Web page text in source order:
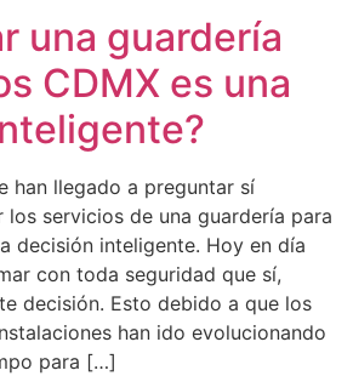
una guardería
CDMX es una
han llegado a preguntar sí
los servicios de una guardería para
decisión inteligente. Hoy en día
con toda seguridad que sí,
decisión. Esto debido a que los
han ido evolucionando
para […]